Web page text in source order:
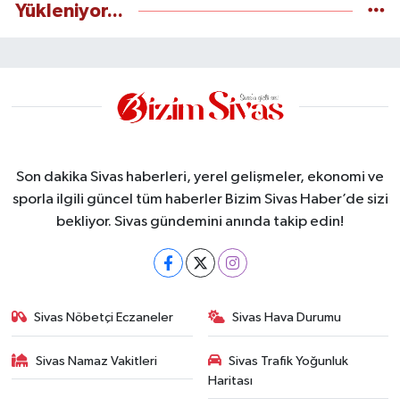
Yükleniyor...
Son dakika Sivas haberleri, yerel gelişmeler, ekonomi ve
sporla ilgili güncel tüm haberler Bizim Sivas Haber’de sizi
bekliyor. Sivas gündemini anında takip edin!
Sivas Nöbetçi Eczaneler Sivas Hava Durumu
Sivas Namaz Vakitleri
Sivas Trafik Yoğunluk
Haritası